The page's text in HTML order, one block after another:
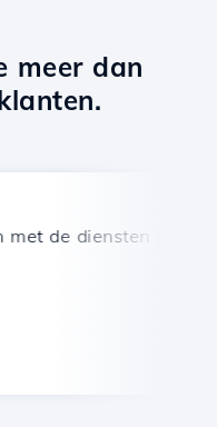
meer dan
de diensten die door